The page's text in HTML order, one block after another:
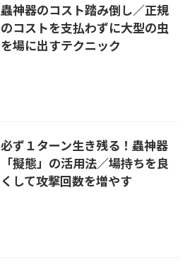
蟲神器のコスト踏み倒し／正規
のコストを支払わずに大型の虫
を場に出すテクニック
必ず１ターン生き残る！蟲神器
「擬態」の活用法／場持ちを良
くして攻撃回数を増やす